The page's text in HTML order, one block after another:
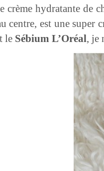
crème hydratante de
centre, est une super
le Sébium L’Oréal, je